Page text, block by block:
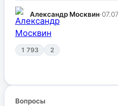
Александр Москвин·
1 793 2
Вопросы